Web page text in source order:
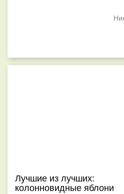
Лучшие из лучших:
колонновидные яблони